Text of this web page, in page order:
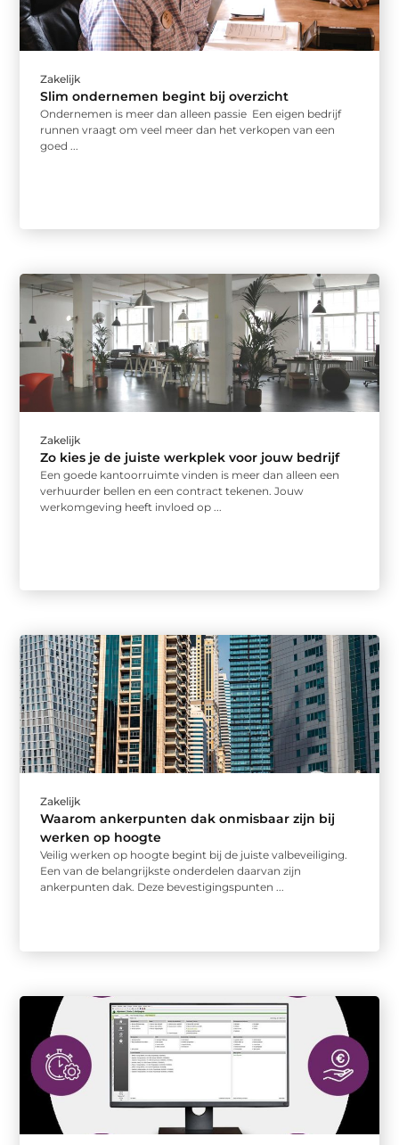
Zakelijk
Slim ondernemen begint bij overzicht
Ondernemen is meer dan alleen passie Een eigen bedrijf
runnen vraagt om veel meer dan het verkopen van een
goed ...
Zakelijk
Zo kies je de juiste werkplek voor jouw bedrijf
Een goede kantoorruimte vinden is meer dan alleen een
verhuurder bellen en een contract tekenen. Jouw
werkomgeving heeft invloed op ...
Zakelijk
Waarom ankerpunten dak onmisbaar zijn bij
werken op hoogte
Veilig werken op hoogte begint bij de juiste valbeveiliging.
Een van de belangrijkste onderdelen daarvan zijn
ankerpunten dak. Deze bevestigingspunten ...